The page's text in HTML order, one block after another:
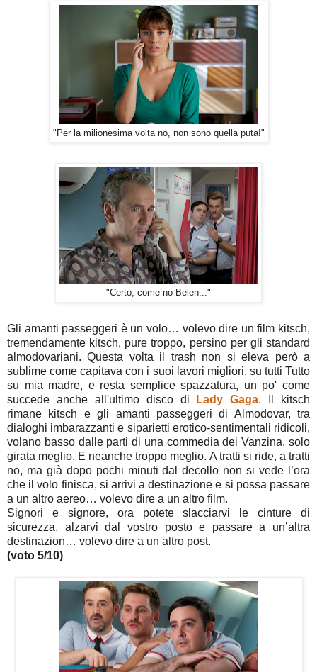
"Per la milionesima volta no, non sono quella puta!"
"Certo, come no Belen..."
Gli amanti passeggeri è un volo… volevo dire un film kitsch,
tremendamente kitsch, pure troppo, persino per gli standard
almodovariani. Questa volta il trash non si eleva però a
sublime come capitava con i suoi lavori migliori, su tutti Tutto
su mia madre, e resta semplice spazzatura, un po' come
succede anche all'ultimo disco di
Lady Gaga. Il kitsch
rimane kitsch e gli amanti passeggeri di Almodovar, tra
dialoghi imbarazzanti e siparietti erotico-sentimentali ridicoli,
volano basso dalle parti di una commedia dei Vanzina, solo
girata meglio. E neanche troppo meglio. A tratti si ride, a tratti
no, ma già dopo pochi minuti dal decollo non si vede l’ora
che il volo finisca, si arrivi a destinazione e si possa passare
a un altro aereo… volevo dire a un altro film.
Signori e signore, ora potete slacciarvi le cinture di
sicurezza, alzarvi dal vostro posto e passare a un’altra
destinazion… volevo dire a un altro post.
(voto 5/10)